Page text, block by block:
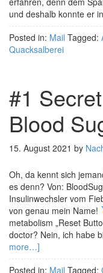
und deshalb konnte er
Posted in: Mail Tagged:
Quacksalberei
#1
Blood
15. August 2021 by
Oh, da kennt sich
es denn? Von:
Insulinwechsler vom
von genau mein Name!
metabolism „Reset
doctor? Nein, ich habe
more…]
Posted in: Mail Tagged: